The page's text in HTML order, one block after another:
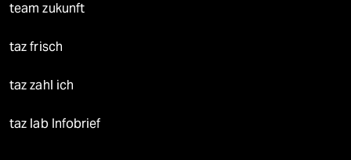
team zukunft
taz frisch
taz zahl ich
taz lab Infobrief